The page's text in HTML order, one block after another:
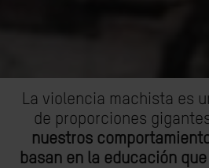
La violencia machista es
de proporciones
nuestros
basan en la educación